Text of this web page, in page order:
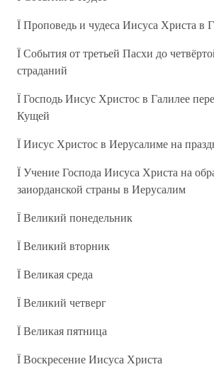
Ї Проповедь и чудеса Иисуса Христа в
Ї События от третьей Пасхи до
страданий
Ї Господь Иисус Христос в Галилее
Кущей
Ї Иисус Христос в Иерусалиме на
Ї Учение Господа Иисуса Христа на
заиорданской страны в Иерусалим
Ї Великий понедельник
Ї Великий вторник
Ї Великая среда
Ї Великий четверг
Ї Великая пятница
Ї Воскресение Иисуса Христа